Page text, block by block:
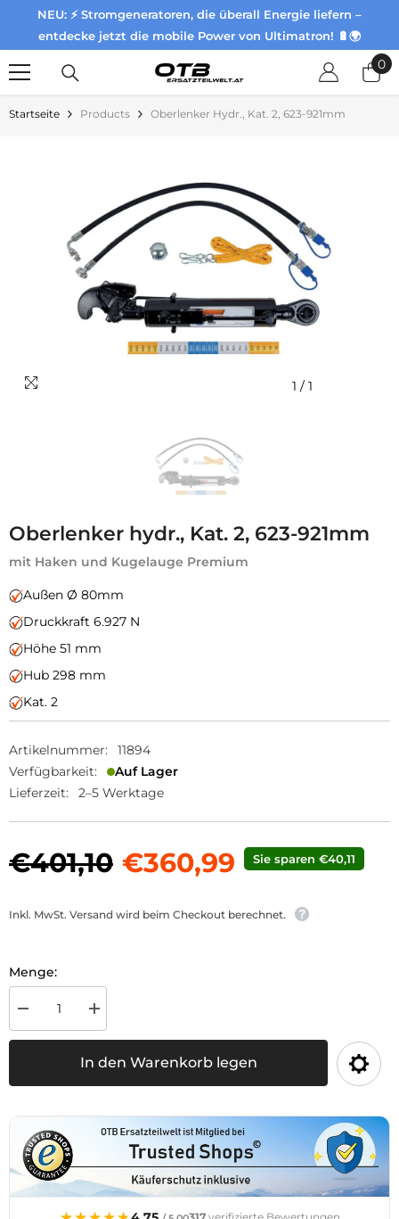
Zum Inhalt springen
NEU: ⚡ Stromgeneratoren, die überall Energie liefern –
entdecke jetzt die mobile Power von Ultimatron! 🔋🌍
0
0
Startseite Products Oberlenker Hydr., Kat. 2, 623-921mm
1 / 1
Oberlenker hydr., Kat. 2, 623-921mm
mit Haken und Kugelauge Premium
Außen Ø 80mm
Druckkraft 6.927 N
Höhe 51 mm
Hub 298 mm
Kat. 2
Artikelnummer:
11894
Verfügbarkeit:
Auf Lager
Lieferzeit:
2–5 Werktage
€401,10 €360,99 Sie sparen €40,11
Inkl. MwSt. Versand wird beim Checkout berechnet.
Menge:
für
Oberlenker
Menge
für
Oberlenker
hydr.,
Kat.
In den Warenkorb legen